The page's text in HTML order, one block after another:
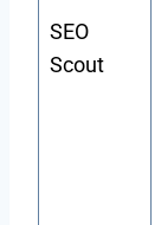
SEO
Scout